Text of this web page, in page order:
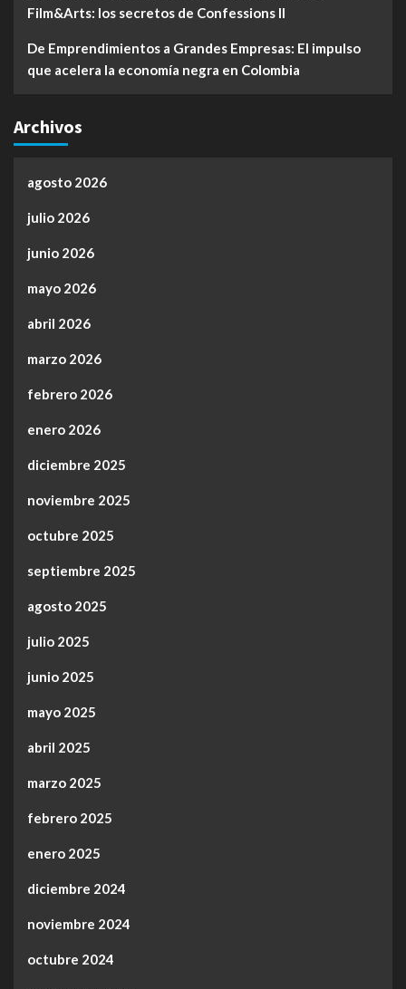
Film&Arts: los secretos de Confessions II
De Emprendimientos a Grandes Empresas: El impulso
que acelera la economía negra en Colombia
Archivos
agosto 2026
julio 2026
junio 2026
mayo 2026
abril 2026
marzo 2026
febrero 2026
enero 2026
diciembre 2025
noviembre 2025
octubre 2025
septiembre 2025
agosto 2025
julio 2025
junio 2025
mayo 2025
abril 2025
marzo 2025
febrero 2025
enero 2025
diciembre 2024
noviembre 2024
octubre 2024